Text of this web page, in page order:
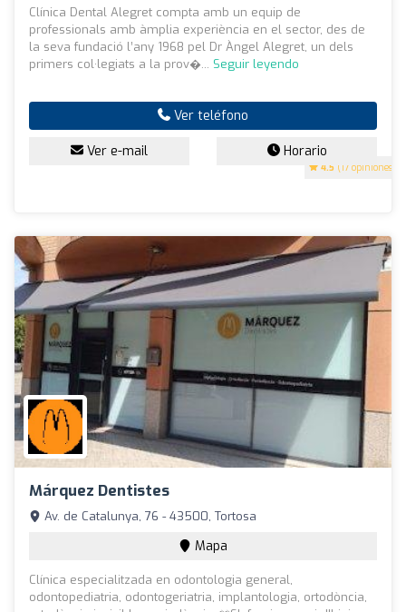
4.5 (17 opiniones)
Clínica Dental Alegret compta amb un equip de
professionals amb àmplia experiència en el sector, des de
la seva fundació l’any 1968 pel Dr Àngel Alegret, un dels
primers col·legiats a la prov�... Seguir leyendo
Ver teléfono
Ver e-mail Horario
Márquez Dentistes
Av. de Catalunya, 76 - 43500, Tortosa
Mapa
Clínica especialitzada en odontologia general,
odontopediatria, odontogeriatria, implantologia, ortodòncia,